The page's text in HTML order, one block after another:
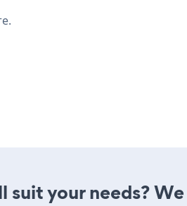
your needs?